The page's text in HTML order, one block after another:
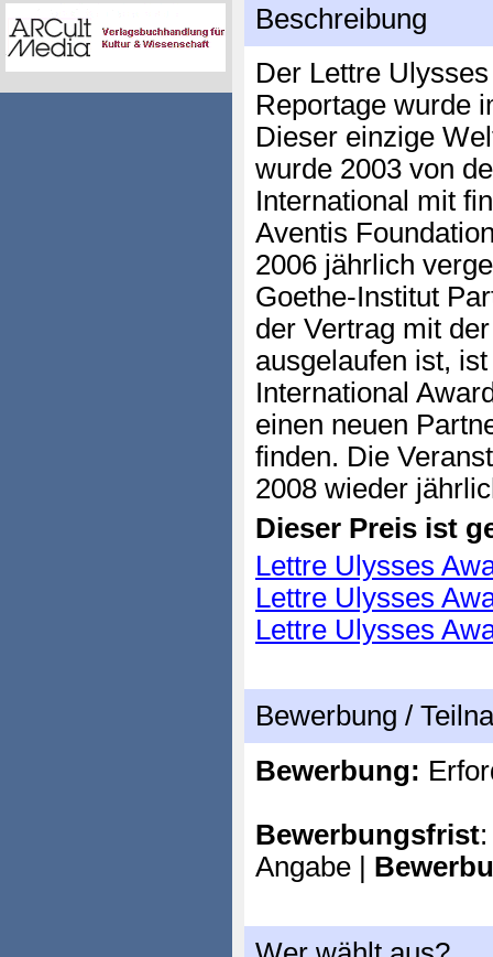
Beschreibung
Der Lettre
Reportage wurde
Dieser einzige
wurde 2003 von
International mit
Aventis
2006 jährlich
Goethe-Institut
der Vertrag mit
ausgelaufen ist,
International
einen neuen
finden. Die
2008 wieder
Dieser Preis ist
Lettre Ulysses
Lettre Ulysses
Lettre Ulysses
Bewerbung /
Bewerbung:
Bewerbungsfrist
Angabe |